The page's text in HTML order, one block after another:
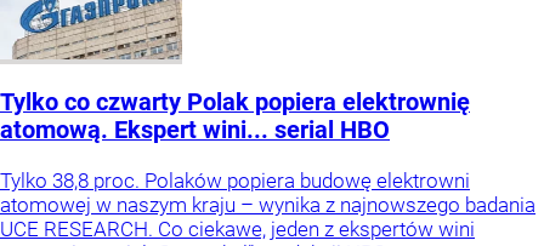
Tylko co czwarty Polak popiera elektrownię
atomową. Ekspert wini... serial HBO
Tylko 38,8 proc. Polaków popiera budowę elektrowni
atomowej w naszym kraju – wynika z najnowszego badania
UCE RESEARCH. Co ciekawe, jeden z ekspertów wini